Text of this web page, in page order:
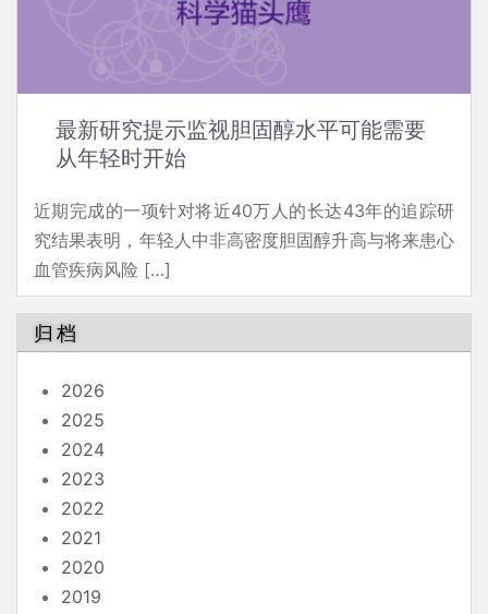
最新研究提示监视胆固醇水平可能需要
从年轻时开始
近期完成的一项针对将近40万人的长达43年的追踪研
究结果表明，年轻人中非高密度胆固醇升高与将来患心
血管疾病风险 […]
归档
2026
2025
2024
2023
2022
2021
2020
2019